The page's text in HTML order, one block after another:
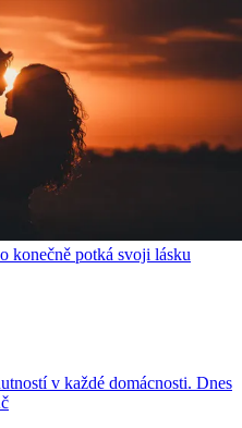
konečně potká svoji lásku
v každé domácnosti. Dnes